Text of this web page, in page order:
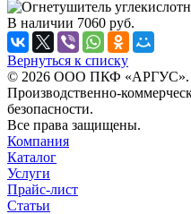
В наличии 7060 руб.
Вернуться к списку
© 2026 ООО ПКФ «АРГУС».
Производственно-
безопасности.
Все права защищены.
Компания
Каталог
Услуги
Прайс-лист
Статьи